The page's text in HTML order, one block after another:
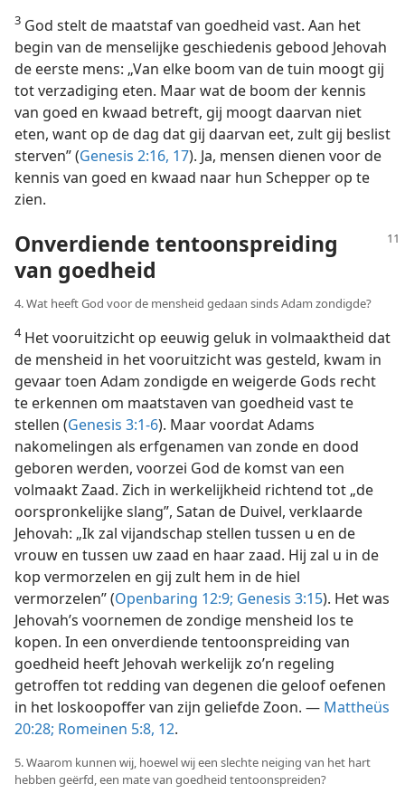
3 God stelt de maatstaf van goedheid vast. Aan het
begin van de menselijke geschiedenis gebood Jehovah
de eerste mens: „Van elke boom van de tuin moogt gij
tot verzadiging eten. Maar wat de boom der kennis
van goed en kwaad betreft, gij moogt daarvan niet
eten, want op de dag dat gij daarvan eet, zult gij beslist
sterven” (Genesis 2:16, 17). Ja, mensen dienen voor de
kennis van goed en kwaad naar hun Schepper op te
zien.
Onverdiende tentoonspreiding
van goedheid
4. Wat heeft God voor de mensheid gedaan sinds Adam zondigde?
4Het vooruitzicht op eeuwig geluk in volmaaktheid dat
de mensheid in het vooruitzicht was gesteld, kwam in
gevaar toen Adam zondigde en weigerde Gods recht
te erkennen om maatstaven van goedheid vast te
stellen (Genesis 3:1-6). Maar voordat Adams
nakomelingen als erfgenamen van zonde en dood
geboren werden, voorzei God de komst van een
volmaakt Zaad. Zich in werkelijkheid richtend tot „de
oorspronkelijke slang”, Satan de Duivel, verklaarde
Jehovah: „Ik zal vijandschap stellen tussen u en de
vrouw en tussen uw zaad en haar zaad. Hij zal u in de
kop vermorzelen en gij zult hem in de hiel
vermorzelen” (Openbaring 12:9; Genesis 3:15). Het was
Jehovah’s voornemen de zondige mensheid los te
kopen. In een onverdiende tentoonspreiding van
goedheid heeft Jehovah werkelijk zo’n regeling
getroffen tot redding van degenen die geloof oefenen
in het loskoopoffer van zijn geliefde Zoon. — Mattheüs
20:28; Romeinen 5:8, 12.
5. Waarom kunnen wij, hoewel wij een slechte neiging van het hart
hebben geërfd, een mate van goedheid tentoonspreiden?